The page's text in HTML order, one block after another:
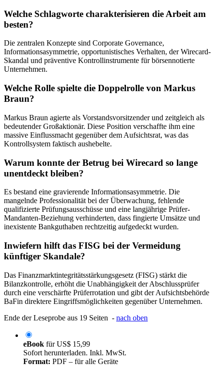
Welche Schlagworte charakterisieren die Arbeit am
besten?
Die zentralen Konzepte sind Corporate Governance,
Informationsasymmetrie, opportunistisches Verhalten, der Wirecard-
Skandal und präventive Kontrollinstrumente für börsennotierte
Unternehmen.
Welche Rolle spielte die Doppelrolle von Markus
Braun?
Markus Braun agierte als Vorstandsvorsitzender und zeitgleich als
bedeutender Großaktionär. Diese Position verschaffte ihm eine
massive Einflussmacht gegenüber dem Aufsichtsrat, was das
Kontrollsystem faktisch aushebelte.
Warum konnte der Betrug bei Wirecard so lange
unentdeckt bleiben?
Es bestand eine gravierende Informationsasymmetrie. Die
mangelnde Professionalität bei der Überwachung, fehlende
qualifizierte Prüfungsausschüsse und eine langjährige Prüfer-
Mandanten-Beziehung verhinderten, dass fingierte Umsätze und
inexistente Bankguthaben rechtzeitig aufgedeckt wurden.
Inwiefern hilft das FISG bei der Vermeidung
künftiger Skandale?
Das Finanzmarktintegritätsstärkungsgesetz (FISG) stärkt die
Bilanzkontrolle, erhöht die Unabhängigkeit der Abschlussprüfer
durch eine verschärfte Prüferrotation und gibt der Aufsichtsbehörde
BaFin direktere Eingriffsmöglichkeiten gegenüber Unternehmen.
Ende der Leseprobe aus 19 Seiten - nach oben
eBook fürUS$ 15,99
Sofort herunterladen. Inkl. MwSt.
Format: PDF – für alle Geräte